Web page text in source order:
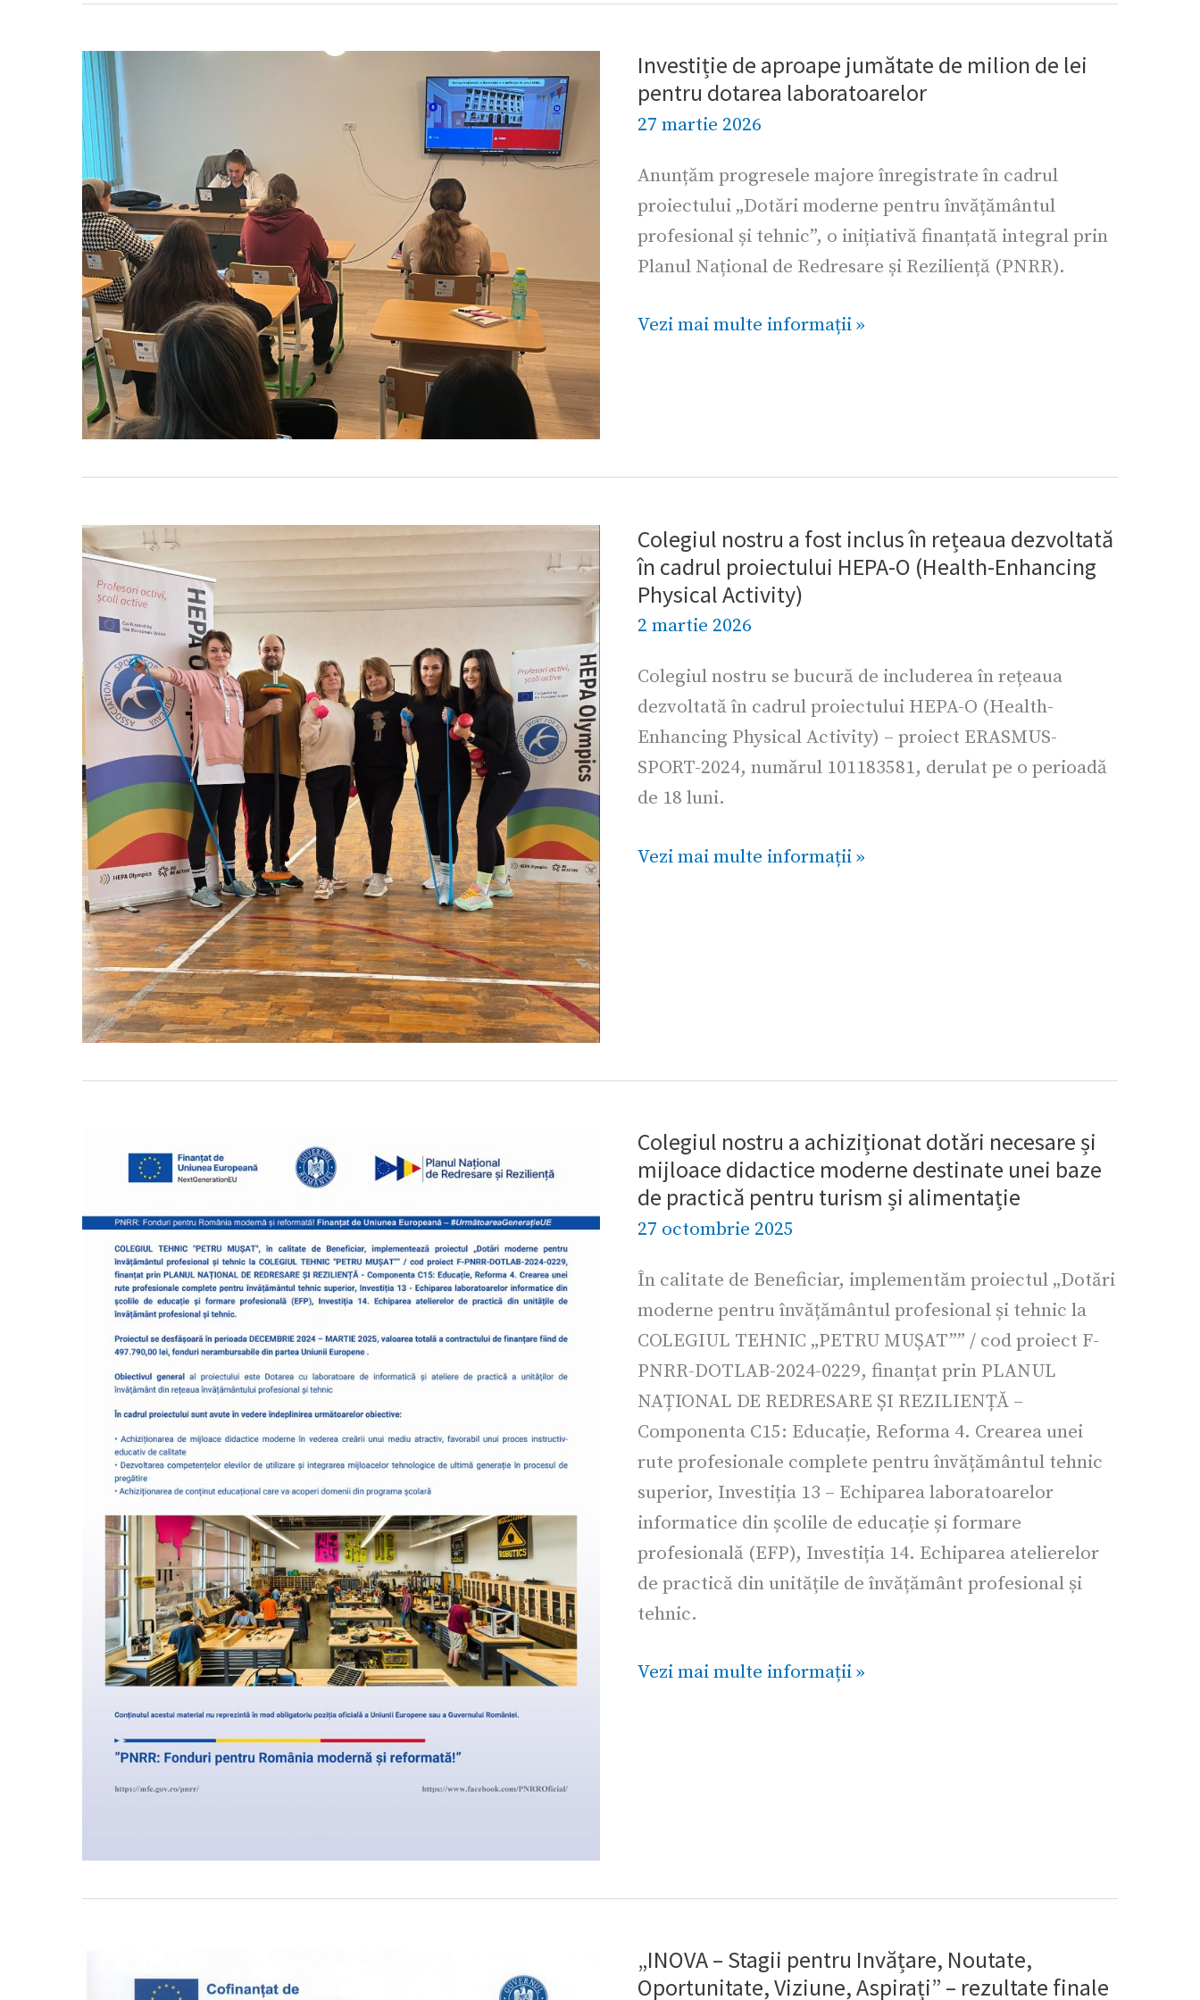
Investiție de aproape jumătate de milion de lei
pentru dotarea laboratoarelor
27 martie 2026
Anunțăm progresele majore înregistrate în cadrul
proiectului „Dotări moderne pentru învățământul
profesional și tehnic”, o inițiativă finanțată integral prin
Planul Național de Redresare și Reziliență (PNRR).
Investiție
de
aproape
de
milion
de
lei
Vezi mai multe informații »
Colegiul nostru a fost inclus în rețeaua dezvoltată
în cadrul proiectului HEPA-O (Health-Enhancing
Physical Activity)
2 martie 2026
Colegiul nostru se bucură de includerea în rețeaua
dezvoltată în cadrul proiectului HEPA-O (Health-
Enhancing Physical Activity) – proiect ERASMUS-
SPORT-2024, numărul 101183581, derulat pe o perioadă
de 18 luni.
Colegiul
nostru
a
fost
dezvoltată
Vezi mai multe informații »
Colegiul nostru a achiziționat dotări necesare și
mijloace didactice moderne destinate unei baze
de practică pentru turism și alimentație
27 octombrie 2025
În calitate de Beneficiar, implementăm proiectul „Dotări
moderne pentru învățământul profesional și tehnic la
COLEGIUL TEHNIC „PETRU MUȘAT”” / cod proiect F-
PNRR-DOTLAB-2024-0229, finanțat prin PLANUL
NAȚIONAL DE REDRESARE ȘI REZILIENȚĂ –
Componenta C15: Educație, Reforma 4. Crearea unei
rute profesionale complete pentru învățământul tehnic
superior, Investiția 13 – Echiparea laboratoarelor
informatice din școlile de educație și formare
profesională (EFP), Investiția 14. Echiparea atelierelor
de practică din unitățile de învățământ profesional și
tehnic.
Colegiul
nostru
a
achiziționat
dotări
moderne
destinate
baze
practică
pentru
Vezi mai multe informații »
„INOVA – Stagii pentru Invățare, Noutate,
Oportunitate, Viziune, Aspirați” – rezultate finale
„INOVA
–